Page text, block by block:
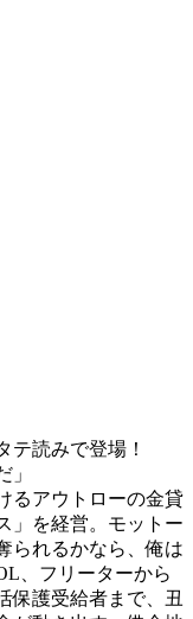
テ読みで登場！
」
るアウトローの金貸
」を経営。モットー
られるかなら、俺は
、フリーターから
保護受給者まで、丑